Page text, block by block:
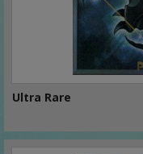
Ultra Rare